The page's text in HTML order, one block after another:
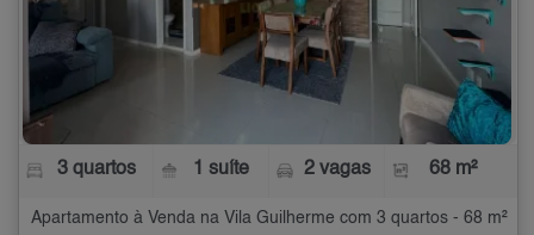
3 quartos 1 suíte 2 vagas 68 m²
Apartamento à Venda na Vila Guilherme com 3 quartos - 68 m²